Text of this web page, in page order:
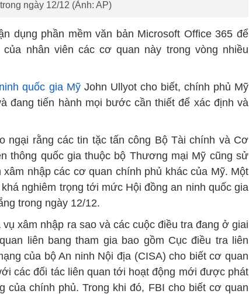
trong ngày 12/12 (Ảnh: AP)
dụng phần mềm văn bản Microsoft Office 365 để
nhân viên các cơ quan này trong vòng nhiều
quốc gia MỹJohn Ullyot cho biết, chính phủ Mỹ
đang tiến hành mọi bước cần thiết để xác định và
ngại rằng các tin tặc tấn công Bộ Tài chính và Cơ
thông quốc gia thuộc bộ Thương mại Mỹ cũng sử
nhập các cơ quan chính phủ khác của Mỹ. Một
nghiêm trọng tới mức Hội đồng an ninh quốc gia
trong ngày 12/12.
xâm nhập ra sao và các cuộc điều tra đang ở giai
liên bang tham gia bao gồm Cục điều tra liên
của bộ An ninh Nội địa (CISA) cho biết cơ quan
các đối tác liên quan tới hoạt động mới được phát
của chính phủ. Trong khi đó, FBI cho biết cơ quan